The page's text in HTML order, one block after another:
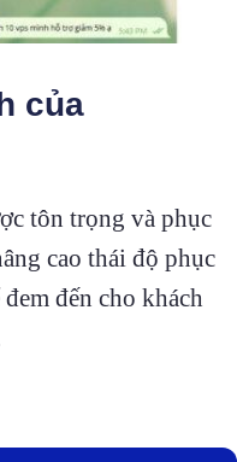
của
tôn trọng và phục
cao thái độ phục
đến cho khách